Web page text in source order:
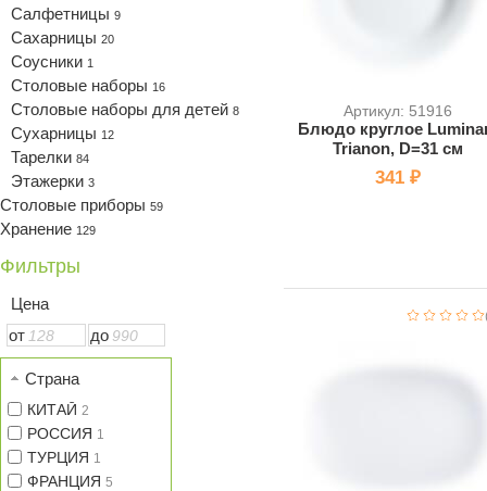
Салфетницы 9
Сахарницы 20
Соусники 1
Столовые наборы 16
Столовые наборы для детей 8
Сухарницы 12
Тарелки 84
Этажерки 3
Столовые приборы 59
Хранение 129
Фильтры
Цена
от
до
Страна
КИТАЙ 2
РОССИЯ 1
ТУРЦИЯ 1
ФРАНЦИЯ 5
Артикул: 51916
Блюдо круглое
Trianon, D=31 см
341 ₽